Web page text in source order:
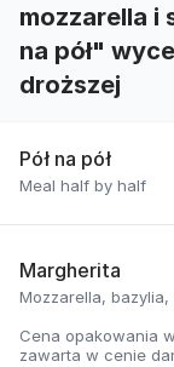
mozzarella i
na pół"
droższej
Pół na pół
Meal half by half
Margherita
Mozzarella,
Cena opakowania
zawarta w cenie